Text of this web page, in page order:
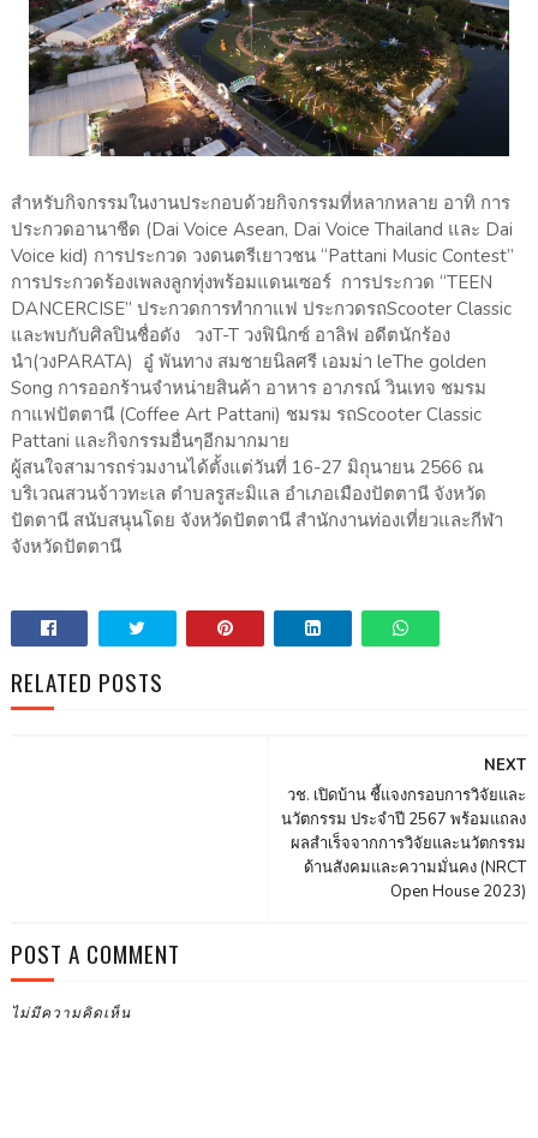
สำหรับกิจกรรมในงานประกอบด้วยกิจกรรมที่หลากหลาย อาทิ การ
ประกวดอานาชีด (Dai Voice Asean, Dai Voice Thailand และ Dai
Voice kid) การประกวด วงดนตรีเยาวชน “Pattani Music Contest”
การประกวดร้องเพลงลูกทุ่งพร้อมแดนเซอร์ การประกวด “TEEN
DANCERCISE” ประกวดการทำกาแฟ ประกวดรถScooter Classic
และพบกับศิลปินชื่อดัง วงT-T วงฟินิกซ์ อาลิฟ อดีตนักร้อง
นำ(วงPARATA) อู๋ พันทาง สมชายนิลศรี เอมม่า leThe golden
Song การออกร้านจำหน่ายสินค้า อาหาร อาภรณ์ วินเทจ ชมรม
กาแฟปัตตานี (Coffee Art Pattani) ชมรม รถScooter Classic
Pattani และกิจกรรมอื่นๆอีกมากมาย
ผู้สนใจสามารถร่วมงานได้ตั้งแต่วันที่ 16-27 มิถุนายน 2566 ณ
บริเวณสวนจ้าวทะเล ตำบลรูสะมิแล อำเภอเมืองปัตตานี จังหวัด
ปัตตานี สนับสนุนโดย จังหวัดปัตตานี สำนักงานท่องเที่ยวและกีฬา
จังหวัดปัตตานี
RELATED POSTS
NEXT
วช. เปิดบ้าน ชี้แจงกรอบการวิจัยและ
นวัตกรรม ประจำปี 2567 พร้อมแถลง
ผลสำเร็จจากการวิจัยและนวัตกรรม
ด้านสังคมและความมั่นคง (NRCT
Open House 2023)
POST A COMMENT
ไม่มีความคิดเห็น